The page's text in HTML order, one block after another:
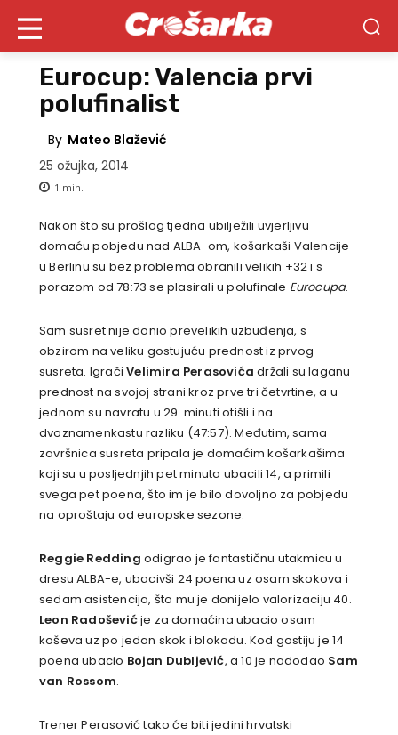
Eurocup: Valencia prvi
polufinalist
By Mateo Blažević
25 ožujka, 2014
1 min.
Nakon što su prošlog tjedna ubilježili uvjerljivu
domaću pobjedu nad ALBA-om, košarkaši Valencije
u Berlinu su bez problema obranili velikih +32 i s
porazom od 78:73 se plasirali u polufinale Eurocupa.
Sam susret nije donio prevelikih uzbuđenja, s
obzirom na veliku gostujuću prednost iz prvog
susreta. IgračiVelimira Perasovića držali su laganu
prednost na svojoj strani kroz prve tri četvrtine, a u
jednom su navratu u 29. minuti otišli i na
dvoznamenkastu razliku (47:57). Međutim, sama
završnica susreta pripala je domaćim košarkašima
koji su u posljednjih pet minuta ubacili 14, a primili
svega pet poena, što im je bilo dovoljno za pobjedu
na oproštaju od europske sezone.
Reggie Redding odigrao je fantastičnu utakmicu u
dresu ALBA-e, ubacivši 24 poena uz osam skokova i
sedam asistencija, što mu je donijelo valorizaciju 40.
Leon Radoševićje za domaćina ubacio osam
koševa uz po jedan skok i blokadu. Kod gostiju je 14
poena ubacio Bojan Dubljević, a 10 je nadodao Sam
van Rossom.
Trener Perasović tako će biti jedini hrvatski